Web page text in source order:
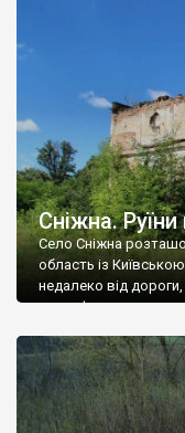
Наддністрянське
сіл. У селі є
Сніжна.
Село Сніжна
область із
недалеко від дороги,
рельєфне пано, яке
не видно, але видно